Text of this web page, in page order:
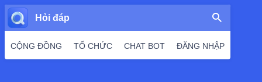
Hỏi đáp
CỘNG ĐỒNG TỔ CHỨC CHAT BOT ĐĂNG NHẬP